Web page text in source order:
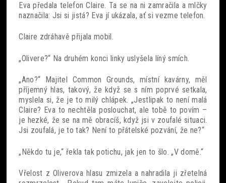
Eva předala telefon Claire. Ta se na ni zamračila a mlčky
naznačila: Jsi si jistá? Eva jí ukázala, ať si vezme telefon.
Claire zdráhavě přijala mobil.
„Olivere?“ Na druhém konci linky uslyšela líný smích.
„Ano?“ Majitel Common Grounds, místní kavárny, měl
příjemný hlas, takový, že když se s ním poprvé setkala,
myslela si, že je to milý chlápek. „Jestlipak to není malá
Claire? Eva to nechtěla poslouchat, ale tobě to povím –
je hezké, že se na mě obracíš, když jsi v zoufalé situaci.
Jsi zoufalá, je to tak? Není to přátelské pozvání, že ne?“
„Někdo tu je,“ řekla tak potichu, jak jen to šlo. „V domě.“
Vřelost z Oliverova hlasu zmizela a nahradila ji zřetelná